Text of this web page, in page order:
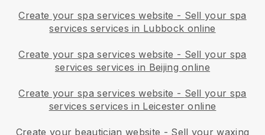
Create your spa services website - Sell your spa
services services in Lubbock online
Create your spa services website - Sell your spa
services services in Beijing online
Create your spa services website - Sell your spa
services services in Leicester online
Create your beautician website - Sell your waxing